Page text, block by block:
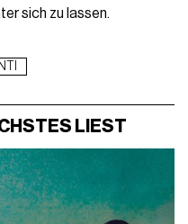
sich zu lassen.
LIEST